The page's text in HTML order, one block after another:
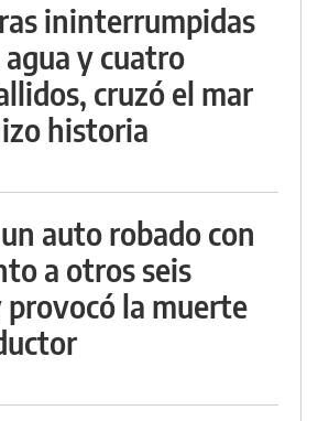
ininterrumpidas
y cuatro
cruzó el mar
historia
auto robado con
a otros seis
provocó la muerte